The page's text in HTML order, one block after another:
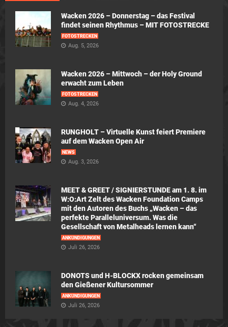
Wacken 2026 – Donnerstag – das Festival
findet seinen Rhythmus – MIT FOTOSTRECKE
FOTOSTRECKEN
Aug. 5, 2026
Wacken 2026 – Mittwoch – der Holy Ground
erwacht zum Leben
FOTOSTRECKEN
Aug. 4, 2026
RUNGHOLT – Virtuelle Kunst feiert Premiere
auf dem Wacken Open Air
NEWS
Aug. 3, 2026
MEET & GREET / SIGNIERSTUNDE am 1. 8. im
W:O:Art Zelt des Wacken Foundation Camps
mit den Autoren des Buchs „Wacken – das
perfekte Paralleluniversum. Was die
Gesellschaft von Metalheads lernen kann“
ANKÜNDIGUNGEN
Juli 26, 2026
DONOTS und H-BLOCKX rocken gemeinsam
den Gießener Kultursommer
ANKÜNDIGUNGEN
Juli 26, 2026